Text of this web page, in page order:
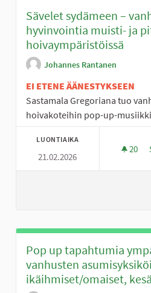
Sävelet sydämeen –
hyvinvointia muisti- ja
hoivaympäristöissä
Johannes Rantanen
EI ETENE ÄÄNESTYKSEEN
Sastamala Gregoriana tuo
hoivakoteihin pop-up-
LUONTIAIKA
21.02.2026
20
Pop up tapahtumia
vanhusten
ikäihmiset/omaiset,